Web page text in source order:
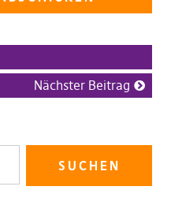
Nächster Beitrag